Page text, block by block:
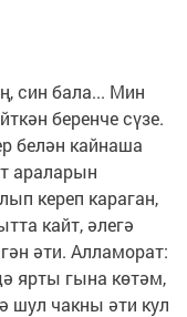
син бала... Мин
беренче сүзе.
белән кайнаша
араларын
кереп караган,
кайт, әлегә
әти. Алламорат:
ярты гына көтәм,
шул чакны әти кул